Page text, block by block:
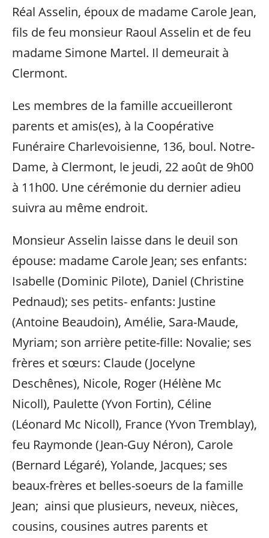
Réal Asselin, époux de madame Carole Jean,
fils de feu monsieur Raoul Asselin et de feu
madame Simone Martel. Il demeurait à
Clermont.
Les membres de la famille accueilleront
parents et amis(es), à la Coopérative
Funéraire Charlevoisienne, 136, boul. Notre-
Dame, à Clermont, le jeudi, 22 août de 9h00
à 11h00. Une cérémonie du dernier adieu
suivra au même endroit.
Monsieur Asselin laisse dans le deuil son
épouse: madame Carole Jean; ses enfants:
Isabelle (Dominic Pilote), Daniel (Christine
Pednaud); ses petits- enfants: Justine
(Antoine Beaudoin), Amélie, Sara-Maude,
Myriam; son arrière petite-fille: Novalie; ses
frères et sœurs: Claude (Jocelyne
Deschênes), Nicole, Roger (Hélène Mc
Nicoll), Paulette (Yvon Fortin), Céline
(Léonard Mc Nicoll), France (Yvon Tremblay),
feu Raymonde (Jean-Guy Néron), Carole
(Bernard Légaré), Yolande, Jacques; ses
beaux-frères et belles-soeurs de la famille
Jean; ainsi que plusieurs, neveux, nièces,
cousins, cousines autres parents et